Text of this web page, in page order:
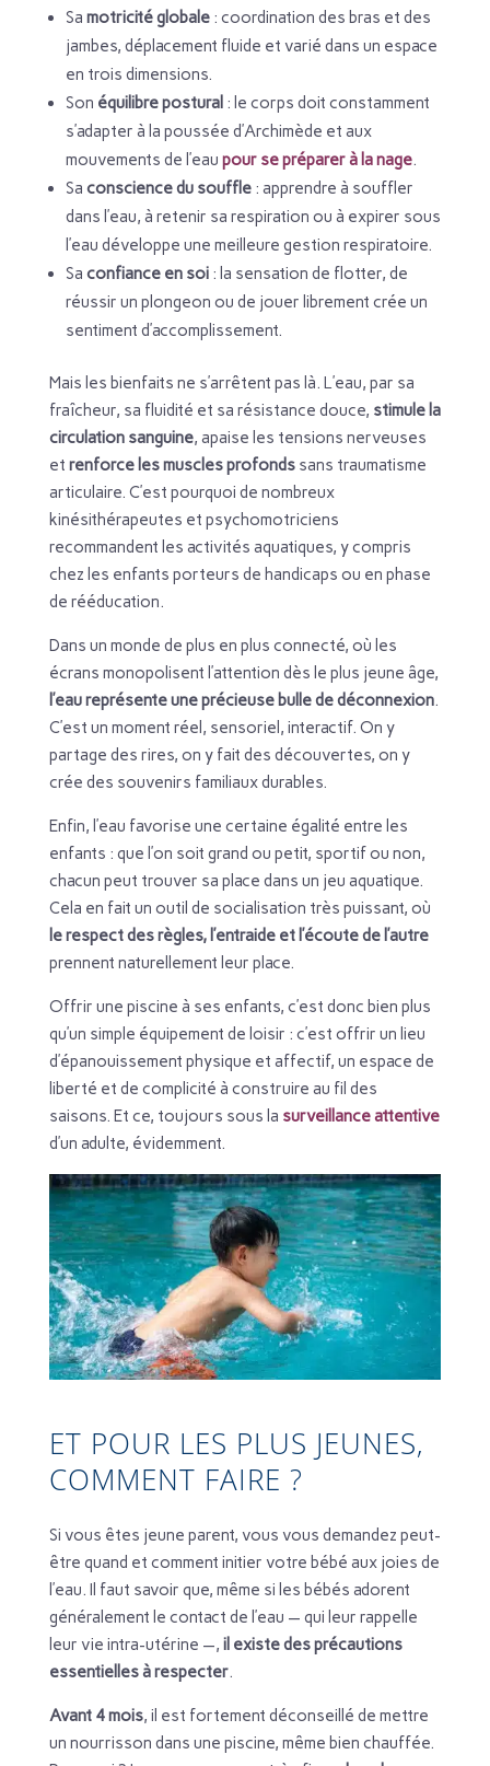
Sa motricité globale: coordination des bras et des
jambes, déplacement fluide et varié dans un espace
en trois dimensions.
Son équilibre postural : le corps doit constamment
s’adapter à la poussée d’Archimède et aux
mouvements de l’eau pour se préparer à la nage.
Sa conscience du souffle: apprendre à souffler
dans l’eau, à retenir sa respiration ou à expirer sous
l’eau développe une meilleure gestion respiratoire.
Sa confiance en soi: la sensation de flotter, de
réussir un plongeon ou de jouer librement crée un
sentiment d’accomplissement.
Mais les bienfaits ne s’arrêtent pas là. L’eau, par sa
fraîcheur, sa fluidité et sa résistance douce, stimule la
circulation sanguine, apaise les tensions nerveuses
et renforce les muscles profondssans traumatisme
articulaire. C’est pourquoi de nombreux
kinésithérapeutes et psychomotriciens
recommandent les activités aquatiques, y compris
chez les enfants porteurs de handicaps ou en phase
de rééducation.
Dans un monde de plus en plus connecté, où les
écrans monopolisent l’attention dès le plus jeune âge,
l’eau représente une précieuse bulle de déconnexion.
C’est un moment réel, sensoriel, interactif. On y
partage des rires, on y fait des découvertes, on y
crée des souvenirs familiaux durables.
Enfin, l’eau favorise une certaine égalité entre les
enfants : que l’on soit grand ou petit, sportif ou non,
chacun peut trouver sa place dans un jeu aquatique.
Cela en fait un outil de socialisation très puissant, où
le respect des règles, l’entraide et l’écoute de l’autre
prennent naturellement leur place.
Offrir une piscine à ses enfants, c’est donc bien plus
qu’un simple équipement de loisir : c’est offrir un lieu
d’épanouissement physique et affectif, un espace de
liberté et de complicité à construire au fil des
saisons. Et ce, toujours sous la surveillance attentive
d’un adulte, évidemment.
ET POUR LES PLUS JEUNES,
COMMENT FAIRE ?
Si vous êtes jeune parent, vous vous demandez peut-
être quand et comment initier votre bébé aux joies de
l’eau. Il faut savoir que, même si les bébés adorent
généralement le contact de l’eau — qui leur rappelle
leur vie intra-utérine —, il existe des précautions
essentielles à respecter.
Avant 4 mois, il est fortement déconseillé de mettre
un nourrisson dans une piscine, même bien chauffée.